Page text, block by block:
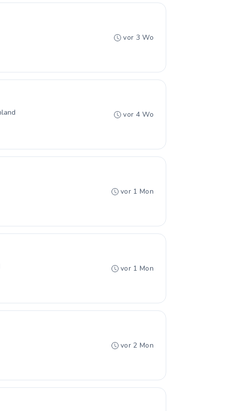
vor 3 Wo
vor 4 Wo
vor 1 Mon
vor 1 Mon
vor 2 Mon